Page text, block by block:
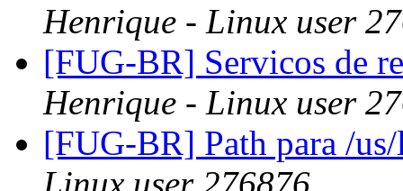
Henrique - Linux user
[FUG-BR] Servicos de
Henrique - Linux user
[FUG-BR] Path para /